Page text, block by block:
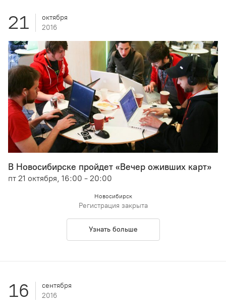
21
октября
2016
В Новосибирске пройдет «Вечер оживших карт»
пт 21 октября, 16:00 - 20:00
Новосибирск
Регистрация закрыта
Узнать больше
16
сентября
2016